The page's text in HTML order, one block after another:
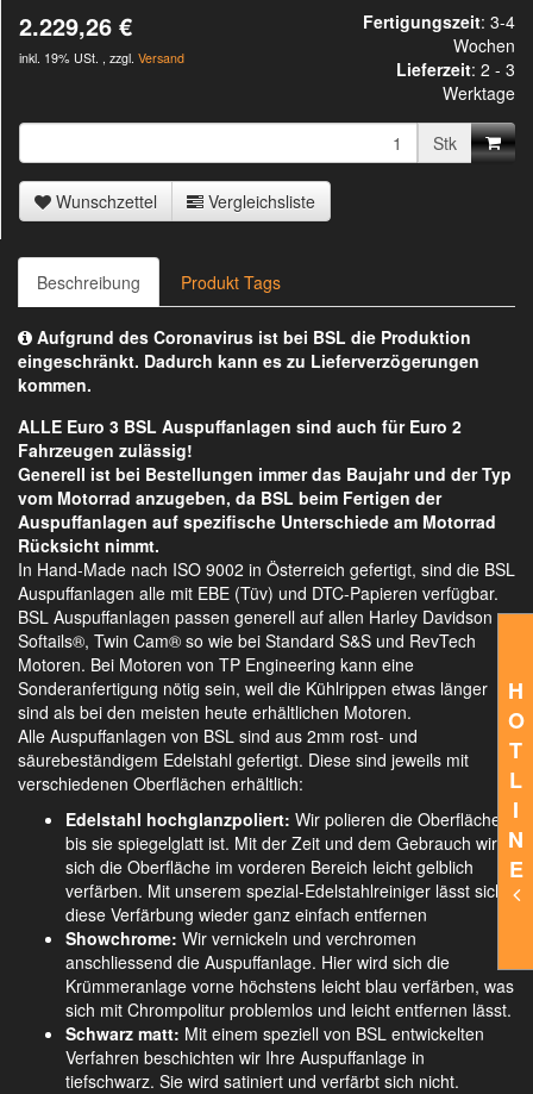
H
O
T
L
I
N
E
2.229,26 €
inkl. 19% USt. , zzgl. Versand
Fertigungszeit: 3-4
Wochen
Lieferzeit: 2 - 3
Werktage
Stk
Wunschzettel Vergleichsliste
Beschreibung Produkt Tags
Aufgrund des Coronavirus ist bei BSL die Produktion
eingeschränkt. Dadurch kann es zu Lieferverzögerungen
kommen.
ALLE Euro 3 BSL Auspuffanlagen sind auch für Euro 2
Fahrzeugen zulässig!
Generell ist bei Bestellungen immer das Baujahr und der Typ
vom Motorrad anzugeben, da BSL beim Fertigen der
Auspuffanlagen auf spezifische Unterschiede am Motorrad
Rücksicht nimmt.
In Hand-Made nach ISO 9002 in Österreich gefertigt, sind die BSL
Auspuffanlagen alle mit EBE (Tüv) und DTC-Papieren verfügbar.
BSL Auspuffanlagen passen generell auf allen Harley Davidson
Softails®, Twin Cam® so wie bei Standard S&S und RevTech
Motoren. Bei Motoren von TP Engineering kann eine
Sonderanfertigung nötig sein, weil die Kühlrippen etwas länger
sind als bei den meisten heute erhältlichen Motoren.
Alle Auspuffanlagen von BSL sind aus 2mm rost- und
säurebeständigem Edelstahl gefertigt. Diese sind jeweils mit
verschiedenen Oberflächen erhältlich:
Edelstahl hochglanzpoliert: Wir polieren die Oberfläche,
bis sie spiegelglatt ist. Mit der Zeit und dem Gebrauch wird
sich die Oberfläche im vorderen Bereich leicht gelblich
verfärben. Mit unserem spezial-Edelstahlreiniger lässt sich
diese Verfärbung wieder ganz einfach entfernen
Showchrome: Wir vernickeln und verchromen
anschliessend die Auspuffanlage. Hier wird sich die
Krümmeranlage vorne höchstens leicht blau verfärben, was
sich mit Chrompolitur problemlos und leicht entfernen lässt.
Schwarz matt: Mit einem speziell von BSL entwickelten
Verfahren beschichten wir Ihre Auspuffanlage in
tiefschwarz. Sie wird satiniert und verfärbt sich nicht.